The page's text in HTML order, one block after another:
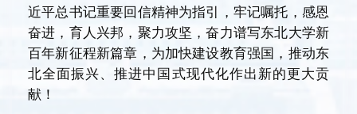
近平总书记重要回信精神为指引，牢记嘱托，感恩
奋进，育人兴邦，聚力攻坚，奋力谱写东北大学新
百年新征程新篇章，为加快建设教育强国，推动东
北全面振兴、推进中国式现代化作出新的更大贡
献！